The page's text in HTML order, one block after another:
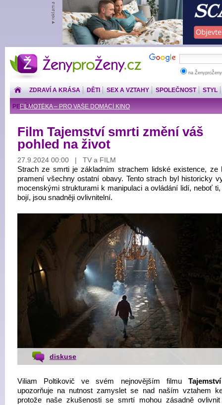
ŽenyproŽeny.cz
na
ZDRAVÍ A KRÁSA DĚTI SEX A VZTAHY SPOLEČNOST STYL
FILMOTÉKA – PRO VAŠE DOMÁCÍ KINO
PENÍZE
Film Tajemství smrti změní váš
pohled na život
27.9.2024 00:00 | TV a FILM
Strach ze smrti je základním strachem lidské existence, ze
pramení všechny ostatní obavy. Tento strach byl historicky
mocenskými strukturami k manipulaci a ovládání lidí, neboť
bojí, jsou snadněji ovlivnitelní.
diskuse
Viliam Poltikovič ve svém nejnovějším filmu
upozorňuje na nutnost zamyslet se nad naším vztahem
protože naše zkušenosti se smrtí mohou zásadně